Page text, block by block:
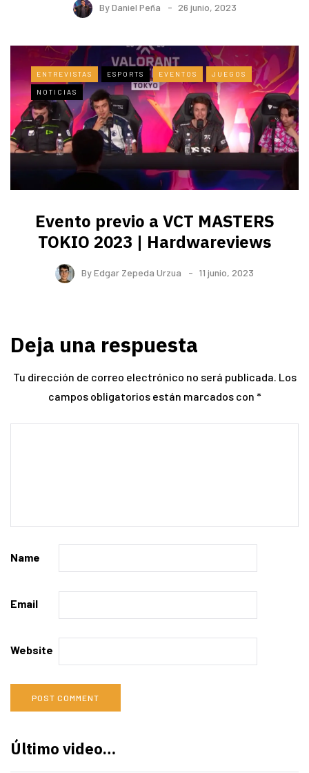
ByDaniel Peña 26 junio, 2023
ENTREVISTAS ESPORTS EVENTOS JUEGOS
NOTICIAS
Evento previo a VCT MASTERS
TOKIO 2023 | Hardwareviews
ByEdgar Zepeda Urzua 11 junio, 2023
Deja una respuesta
Tu dirección de correo electrónico no será publicada. Los
campos obligatorios están marcados con *
Name
Email
Website
Último video…